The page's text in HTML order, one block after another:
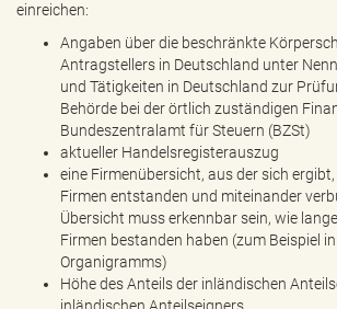
einreichen:
Angaben über die beschränkte
Antragstellers in Deutschland unter
und Tätigkeiten in Deutschland zur
Behörde bei der örtlich zuständigen
Bundeszentralamt für Steuern (BZSt)
aktueller Handelsregisterauszug
eine Firmenübersicht, aus der sich
Firmen entstanden und miteinander
Übersicht muss erkennbar sein, wie
Firmen bestanden haben (zum Beispiel
Organigramms)
Höhe des Anteils der inländischen